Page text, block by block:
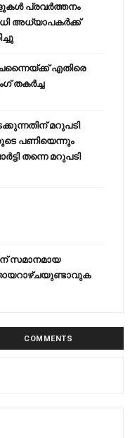
പ്രവര്‍ത്തനം
അധ്യാപകര്‍ക്ക്
എതിരെ
തകർച്ച
മറുപടി
പണിയെന്നും
തന്നെ മറുപടി
സമാനമായ
COMMENTS